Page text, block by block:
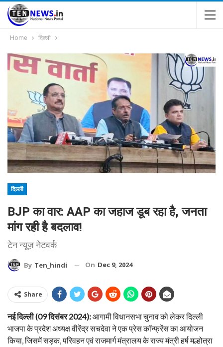
Home दिल्ली
दिल्ली
BJP का वार: AAP का जहाज डूब रहा है, जनता
मांग रही है बदलाव!
टेन न्यूज़ नेटवर्क
By Ten_hindi On Dec 9, 2024
Share
नई दिल्ली (09 दिसंबर 2024):आगामी विधानसभा चुनाव को लेकर दिल्ली
भाजपा के प्रदेश अध्यक्ष वीरेंद्र सचदेवा ने एक प्रेस कॉन्फ्रेंस का आयोजन
किया, जिसमें सड़क, परिवहन एवं राजमार्ग मंत्रालय के राज्य मंत्री हर्ष मल्होत्रा